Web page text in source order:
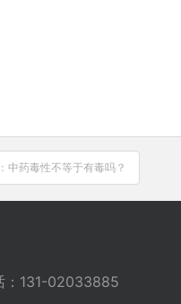
中药毒性不等于有毒吗？
02033885